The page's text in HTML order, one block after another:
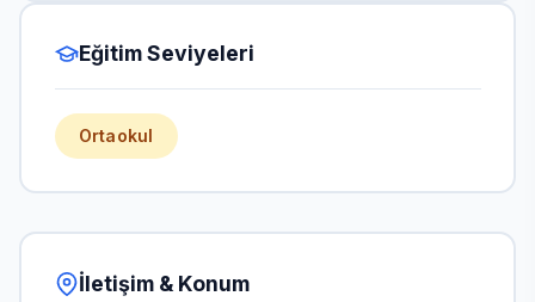
Eğitim Seviyeleri
Ortaokul
İletişim & Konum